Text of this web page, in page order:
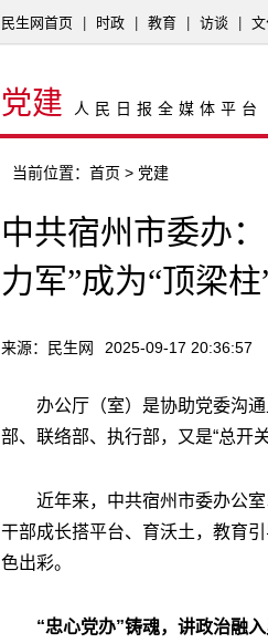
民生网首页 时政 教育 访谈
党建 人民日报全媒体平台
当前位置： 首页 > 党建
中共宿州市委办
力军”成为“顶梁柱
来源：民生网 2025-09-17 20:36:57
办公厅（室）是协助党委沟
部、联络部、执行部，又是“总开关
近年来，中共宿州市委办公室
干部成长搭平台、育沃土，教育
色出彩。
“忠心党办”铸魂，讲政治融